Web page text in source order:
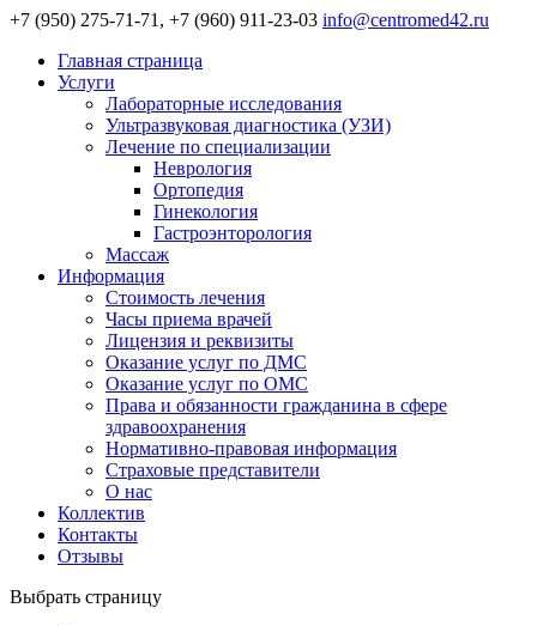
+7 (950) 275-71-71, +7 (960) 911-23-03 info@centromed42.ru
Главная страница
Услуги
Лабораторные исследования
Ультразвуковая диагностика (УЗИ)
Лечение по специализации
Неврология
Ортопедия
Гинекология
Гастроэнторология
Массаж
Информация
Стоимость лечения
Часы приема врачей
Лицензия и реквизиты
Оказание услуг по ДМС
Оказание услуг по ОМС
Права и обязанности гражданина в сфере
здравоохранения
Нормативно-правовая информация
Страховые представители
О нас
Коллектив
Контакты
Отзывы
Выбрать страницу